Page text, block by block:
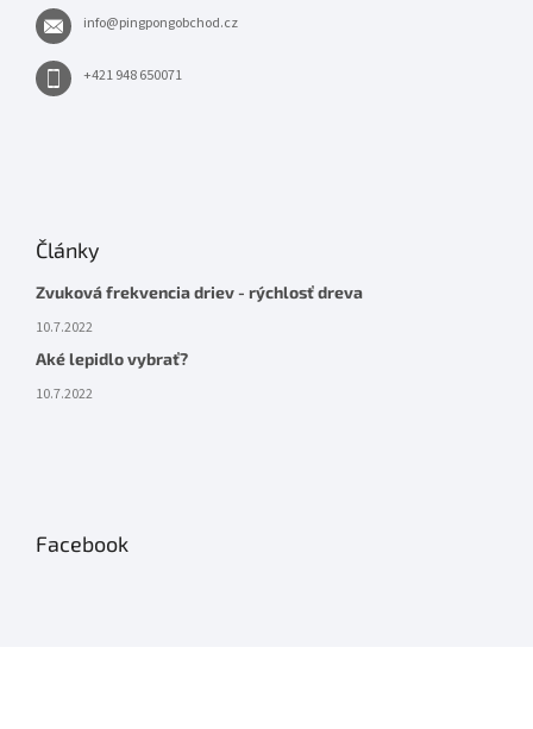
info@pingpongobchod.cz
+421 948 650071
Články
Zvuková frekvencia driev - rýchlosť dreva
10.7.2022
Aké lepidlo vybrať?
10.7.2022
Facebook